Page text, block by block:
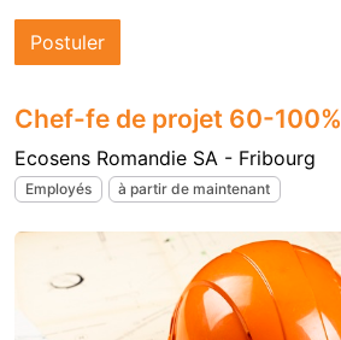
Postuler
Chef-fe de projet 60-100%
Ecosens Romandie SA - Fribourg
Employés à partir de maintenant